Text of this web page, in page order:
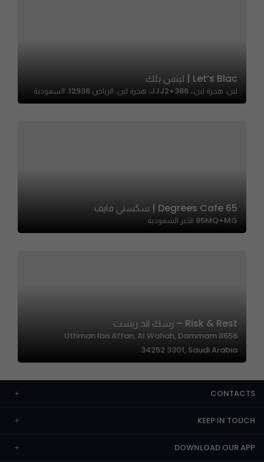
Let’s Blac | ليتس بلك
لبن، هجرة لبن،، JJJ2+386، هجرة لبن، الرياض 12936، السعودية
65 Degrees Cafe | سكستي فايف
85MQ+MG الخبر السعودية
Risk & Rest – رسك اند ريست
8656 Uthman Ibn Affan, Al Wahah, Dammam
34252 3301, Saudi Arabia
CONTACTS
KEEP IN TOUCH
DOWNLOAD OUR APP